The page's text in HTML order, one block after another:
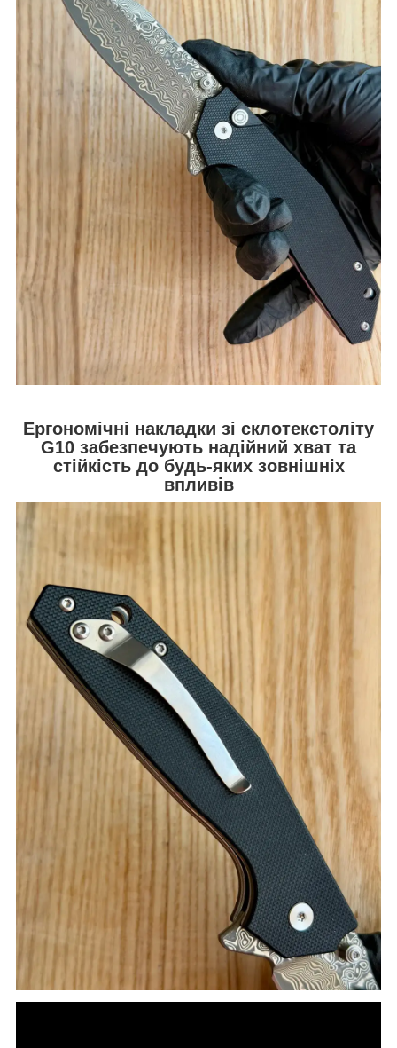
Ергономічні накладки зі склотекстоліту
G10 забезпечують надійний хват та
стійкість до будь-яких зовнішніх
впливів